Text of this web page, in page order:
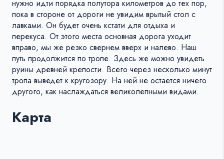
нужно идти порядка полутора километров до тех пор,
пока в стороне от дороги не увидим врытый стол с
лавками. Он будет очень кстати для отдыха и
перекуса. От этого места основная дорога уходит
вправо, мы же резко свернем вверх и налево. Наш
путь продолжится по тропе. Здесь же можно увидеть
руины древней крепости. Всего через несколько минут
тропа выведет к кругозору. На ней не остается ничего
другого, как наслаждаться великолепными видами.
Карта